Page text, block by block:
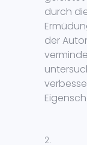
durch
der